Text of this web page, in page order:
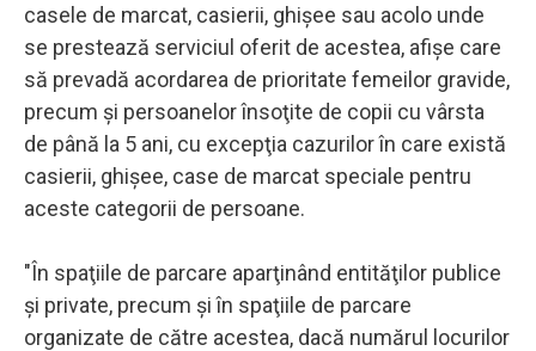
casele de marcat, casierii, ghişee sau acolo unde
se prestează serviciul oferit de acestea, afişe care
să prevadă acordarea de prioritate femeilor gravide,
precum şi persoanelor însoţite de copii cu vârsta
de până la 5 ani, cu excepţia cazurilor în care există
casierii, ghişee, case de marcat speciale pentru
aceste categorii de persoane.
"În spaţiile de parcare aparţinând entităţilor publice
şi private, precum şi în spaţiile de parcare
organizate de către acestea, dacă numărul locurilor